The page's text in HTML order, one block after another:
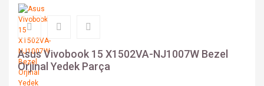
Asus Vivobook 15 X1502VA-NJ1007W Bezel
Orjinal Yedek Parça